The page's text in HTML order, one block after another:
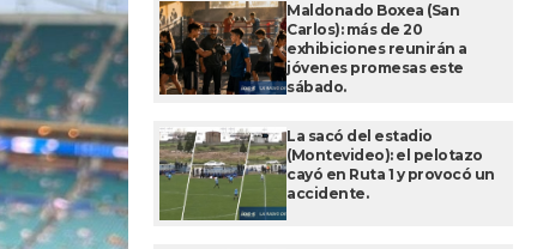
Maldonado Boxea (San
Carlos): más de 20
exhibiciones reunirán a
jóvenes promesas este
sábado.
La sacó del estadio
(Montevideo): el pelotazo
cayó en Ruta 1 y provocó un
accidente.